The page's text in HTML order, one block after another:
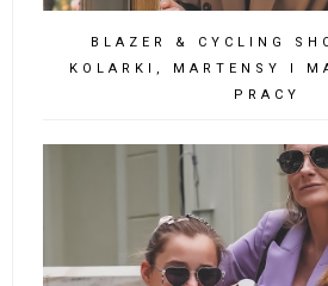
BLAZER & CYCLING
KOLARKI, MARTENSY I
PRACY